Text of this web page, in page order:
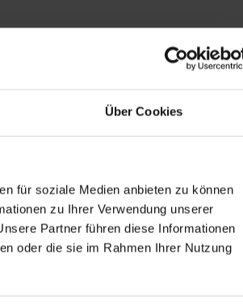
Über Cookies
für soziale Medien anbieten zu können
zu Ihrer Verwendung unserer
Partner führen diese Informationen
oder die sie im Rahmen Ihrer Nutzung